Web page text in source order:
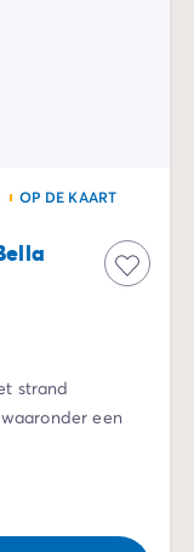
OP DE KAART
strand
een